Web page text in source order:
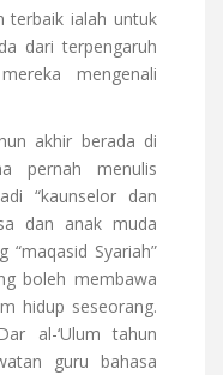
terbaik ialah untuk
dari terpengaruh
mengenali
akhir berada di
pernah menulis
“kaunselor dan
dan anak muda
Syariah”
boleh membawa
hidup seseorang.
al-‘Ulum tahun
guru bahasa